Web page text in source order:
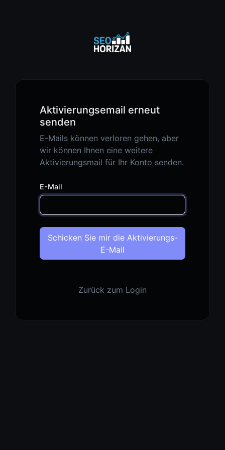
Aktivierungsemail erneut
senden
E-Mails können verloren gehen, aber
wir können Ihnen eine weitere
Aktivierungsmail für Ihr Konto senden.
E-Mail
Schicken Sie mir die Aktivierungs-
E-Mail
Zurück zum Login